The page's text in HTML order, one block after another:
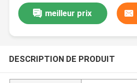
meilleur prix
DESCRIPTION DE PRODUIT